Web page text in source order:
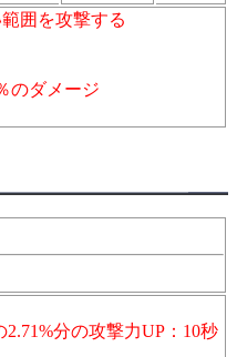
囲を攻撃する
のダメージ
分の攻撃力UP：10秒